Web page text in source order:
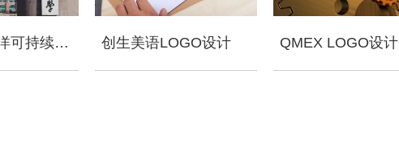
董氏国际海洋可持续发展研究中心 创生美语LOGO设计 QMEX LOGO设计